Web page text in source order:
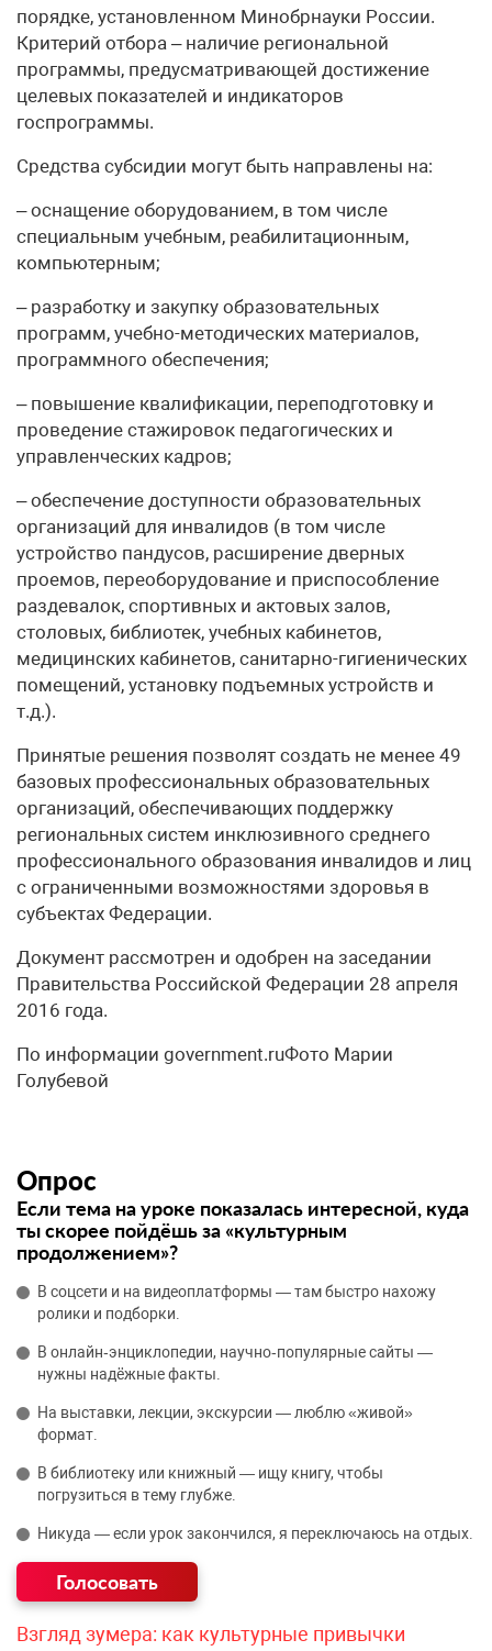
порядке, установленном Минобрнауки России.
Критерий отбора – наличие региональной
программы, предусматривающей достижение
целевых показателей и индикаторов
госпрограммы.
Средства субсидии могут быть направлены на:
– оснащение оборудованием, в том числе
специальным учебным, реабилитационным,
компьютерным;
– разработку и закупку образовательных
программ, учебно-методических материалов,
программного обеспечения;
– повышение квалификации, переподготовку и
проведение стажировок педагогических и
управленческих кадров;
– обеспечение доступности образовательных
организаций для инвалидов (в том числе
устройство пандусов, расширение дверных
проемов, переоборудование и приспособление
раздевалок, спортивных и актовых залов,
столовых, библиотек, учебных кабинетов,
медицинских кабинетов, санитарно-гигиенических
помещений, установку подъемных устройств и
т.д.).
Принятые решения позволят создать не менее 49
базовых профессиональных образовательных
организаций, обеспечивающих поддержку
региональных систем инклюзивного среднего
профессионального образования инвалидов и лиц
с ограниченными возможностями здоровья в
субъектах Федерации.
Документ рассмотрен и одобрен на заседании
Правительства Российской Федерации 28 апреля
2016 года.
По информации government.ruФото Марии
Голубевой
Опрос
Если тема на уроке показалась интересной, куда
ты скорее пойдёшь за «культурным
продолжением»?
В соцсети и на видеоплатформы — там быстро нахожу
ролики и подборки.
В онлайн‑энциклопедии, научно‑популярные сайты —
нужны надёжные факты.
На выставки, лекции, экскурсии — люблю «живой»
формат.
В библиотеку или книжный — ищу книгу, чтобы
погрузиться в тему глубже.
Никуда — если урок закончился, я переключаюсь на отдых.
Взгляд зумера: как культурные привычки